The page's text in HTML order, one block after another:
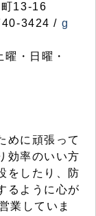
13-16
3424 / g
・日曜・
めに頑張って
効率のいい方
をしたり、防
るように心が
業していま